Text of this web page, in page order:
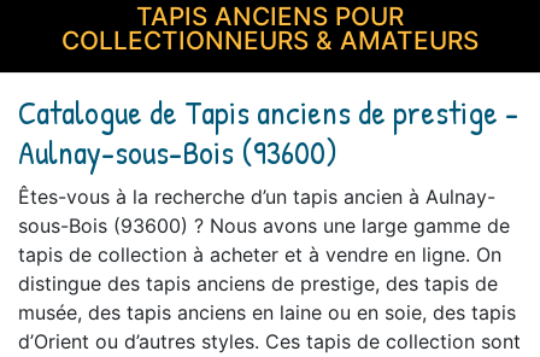
TAPIS ANCIENS POUR
COLLECTIONNEURS & AMATEURS
Catalogue de Tapis anciens de prestige -
Aulnay-sous-Bois (93600)
Êtes-vous à la recherche d’un tapis ancien à Aulnay-
sous-Bois (93600) ? Nous avons une large gamme de
tapis de collection à acheter et à vendre en ligne. On
distingue des tapis anciens de prestige, des tapis de
musée, des tapis anciens en laine ou en soie, des tapis
d’Orient ou d’autres styles. Ces tapis de collection sont